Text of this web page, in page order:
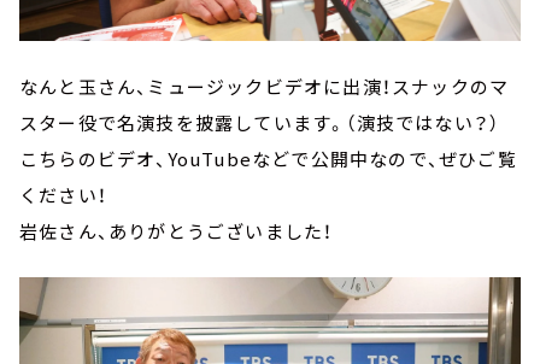
なんと玉さん、ミュージックビデオに出演！スナックのマ
スター役で名演技を披露しています。（演技ではない？）
こちらのビデオ、YouTubeなどで公開中なので、ぜひご覧
ください！
岩佐さん、ありがとうございました！